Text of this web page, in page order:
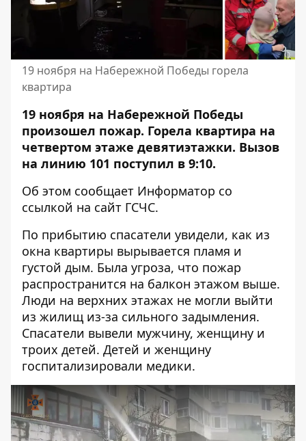
19 ноября на Набережной Победы горела
квартира
19 ноября на Набережной Победы
произошел пожар. Горела квартира на
четвертом этаже девятиэтажки. Вызов
на линию 101 поступил в 9:10.
Об этом сообщает Информатор со
ссылкой на сайт ГСЧС.
По прибытию спасатели увидели, как из
окна квартиры вырывается пламя и
густой дым. Была угроза, что пожар
распространится на балкон этажом выше.
Люди на верхних этажах не могли выйти
из жилищ из-за сильного задымления.
Спасатели вывели мужчину, женщину и
троих детей. Детей и женщину
госпитализировали медики.